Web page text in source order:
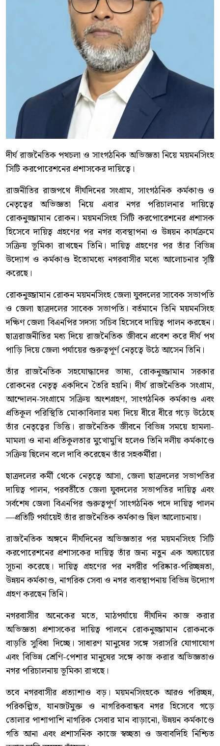
দীর্ঘ রাজনৈতিক পথচলা ও সাংগঠনিক অভিজ্ঞতা নিয়ে ময়মনসিংহ
সিটি করপোরেশনের প্রশাসকের দায়িত্বে।
রাজনীতির রাজপথে দীর্ঘদিনের সংগ্রাম, সাংগঠনিক কর্মকাণ্ড ও
নেতৃত্বের অভিজ্ঞতা নিয়ে এবার নগর পরিচালনার দায়িত্বে
রোকনুজ্জামান রোকন। ময়মনসিংহ সিটি করপোরেশনের প্রশাসক
হিসেবে দায়িত্ব গ্রহণের পর নগর ব্যবস্থাপনা ও উন্নয়ন কার্যক্রমে
সক্রিয় ভূমিকা রাখছেন তিনি। দায়িত্ব গ্রহণের পর তাঁর বিভিন্ন
উদ্যোগ ও কর্মকাণ্ড ইতোমধ্যে নগরবাসীর মধ্যে আলোচনার সৃষ্টি
করেছে।
রোকনুজ্জামান রোকন ময়মনসিংহ জেলা যুবদলের সাবেক সভাপতি
ও জেলা ছাত্রদলের সাবেক সভাপতি। বর্তমানে তিনি ময়মনসিংহ
দক্ষিণ জেলা বিএনপির সদস্য সচিব হিসেবে দায়িত্ব পালন করছেন।
ছাত্ররাজনীতির মধ্য দিয়ে রাজনৈতিক জীবনে প্রবেশ করে দীর্ঘ পথ
পাড়ি দিয়ে জেলা পর্যায়ের গুরুত্বপূর্ণ নেতৃত্বে উঠে আসেন তিনি।
তাঁর রাজনৈতিক সহযোদ্ধাদের ভাষ্য, রোকনুজ্জামান সরকার
রোকনের নেতৃত্ব একদিনে তৈরি হয়নি। দীর্ঘ রাজনৈতিক সংগ্রাম,
আন্দোলন-সংগ্রামে সক্রিয় অংশগ্রহণ, সাংগঠনিক কর্মকাণ্ড এবং
প্রতিকূল পরিস্থিতি মোকাবিলার মধ্য দিয়ে ধীরে ধীরে গড়ে উঠেছে
তাঁর নেতৃত্বের ভিত্তি। রাজনৈতিক জীবনে বিভিন্ন সময়ে হামলা-
মামলা ও নানা প্রতিকূলতার মুখোমুখি হলেও তিনি দলীয় কর্মকাণ্ডে
সক্রিয় ছিলেন বলে দাবি করেছেন তাঁর সহকর্মীরা।
ছাত্রদলের কর্মী থেকে নেতৃত্বে আসা, জেলা ছাত্রদলের সভাপতির
দায়িত্ব পালন, পরবর্তীতে জেলা যুবদলের সভাপতির দায়িত্ব এবং
সর্বশেষ জেলা বিএনপির গুরুত্বপূর্ণ সাংগঠনিক পদে দায়িত্ব পালন
—প্রতিটি পর্যায়েই তাঁর রাজনৈতিক কর্মকাণ্ড ছিল আলোচনায়।
রাজনৈতিক অঙ্গনে দীর্ঘদিনের অভিজ্ঞতার পর ময়মনসিংহ সিটি
করপোরেশনের প্রশাসকের দায়িত্ব তাঁর জন্য নতুন এক অধ্যায়ের
সূচনা করেছে। দায়িত্ব গ্রহণের পর নগরীর পরিষ্কার-পরিচ্ছন্নতা,
উন্নয়ন কর্মকাণ্ড, নাগরিক সেবা ও নগর ব্যবস্থাপনায় বিভিন্ন উদ্যোগ
গ্রহণ করছেন তিনি।
নগরবাসীর অনেকের মতে, মাঠপর্যায়ে দীর্ঘদিন কাজ করার
অভিজ্ঞতা প্রশাসকের দায়িত্ব পালনে রোকনুজ্জামান রোকনকে
বাড়তি সুবিধা দিচ্ছে। সাধারণ মানুষের সঙ্গে সরাসরি যোগাযোগ
এবং বিভিন্ন শ্রেণি-পেশার মানুষের সঙ্গে কাজ করার অভিজ্ঞতাও
নগর পরিচালনায় ভূমিকা রাখছে।
তবে নগরবাসীর প্রত্যাশাও বড়। ময়মনসিংহকে আরও পরিচ্ছন্ন,
পরিকল্পিত, যানজটমুক্ত ও নাগরিকবান্ধব নগর হিসেবে গড়ে
তোলার পাশাপাশি নাগরিক সেবার মান বাড়ানো, উন্নয়ন কর্মকাণ্ডে
গতি আনা এবং প্রশাসনিক কাজে স্বচ্ছতা ও জবাবদিহি নিশ্চিত